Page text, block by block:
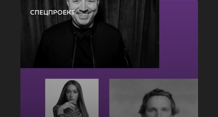
СПЕЦПРОЕКТ